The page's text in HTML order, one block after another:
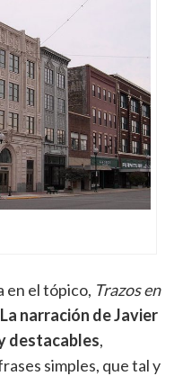
en el tópico, Trazos en
La narración de Javier
destacables,
simples, que tal y